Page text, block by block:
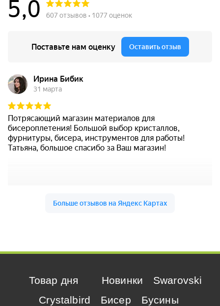
Товар дня Новинки
Swarovski
Crystalbird
Бисер
Бусины